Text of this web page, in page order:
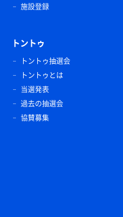
施設登録
トントゥ
トントゥ抽選会
トントゥとは
当選発表
過去の抽選会
協賛募集